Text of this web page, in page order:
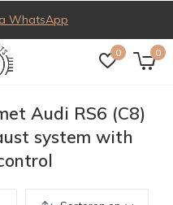
0 0
WhatsApp
Audi RS6 (C8)
system with